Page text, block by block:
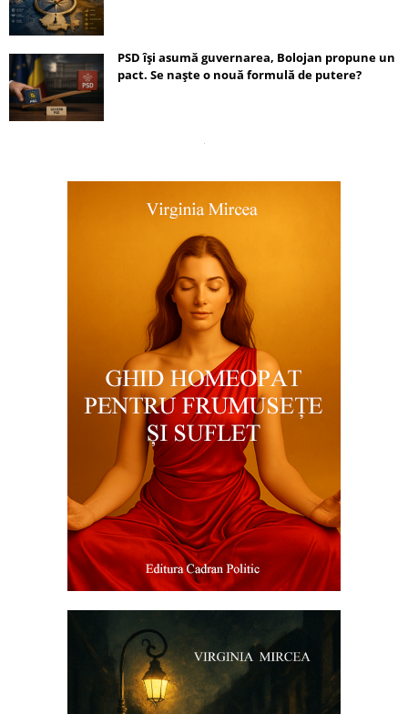
PSD își asumă guvernarea, Bolojan propune un
pact. Se naște o nouă formulă de putere?